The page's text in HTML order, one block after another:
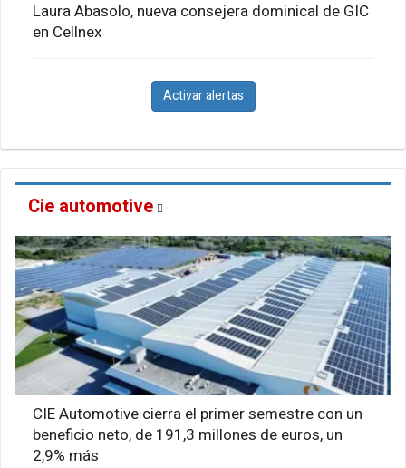
Laura Abasolo, nueva consejera dominical de GIC
en Cellnex
Activar alertas
Cie automotive
CIE Automotive cierra el primer semestre con un
beneficio neto, de 191,3 millones de euros, un
2,9% más